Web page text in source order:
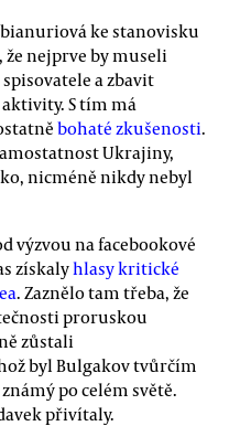
ke stanovisku
nejprve by museli
a zbavit
S tím má
bohaté zkušenosti.
Ukrajiny,
nicméně nikdy nebyl
výzvou na facebookové
získalyhlasy kritické
. Zaznělo tam třeba, že
proruskou
zůstali
byl Bulgakov tvůrčím
po celém světě.
přivítaly.